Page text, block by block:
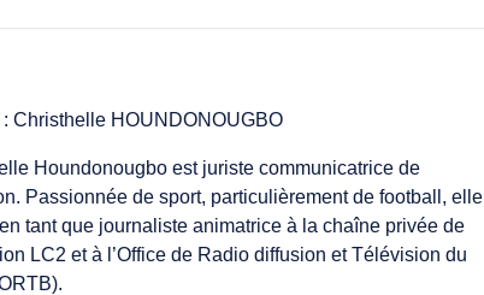
: Christhelle HOUNDONOUGBO
Houndonougbo est juriste communicatrice de
Passionnée de sport, particulièrement de football, elle
tant que journaliste animatrice à la chaîne privée de
LC2 et à l’Office de Radio diffusion et Télévision du